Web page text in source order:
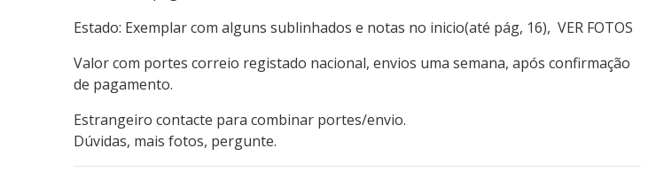
Estado: Exemplar com alguns sublinhados e notas no inicio(até pág, 16), VER FOTOS
Valor com portes correio registado nacional, envios uma semana, após confirmação
de pagamento.
Estrangeiro contacte para combinar portes/envio.
Dúvidas, mais fotos, pergunte.